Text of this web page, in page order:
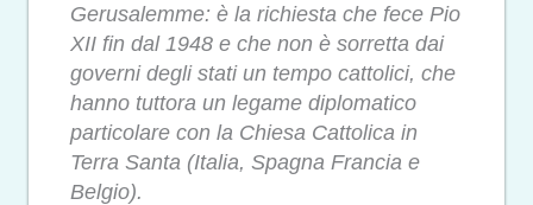
Gerusalemme: è la richiesta che fece Pio
XII fin dal 1948 e che non è sorretta dai
governi degli stati un tempo cattolici, che
hanno tuttora un legame diplomatico
particolare con la Chiesa Cattolica in
Terra Santa (Italia, Spagna Francia e
Belgio).